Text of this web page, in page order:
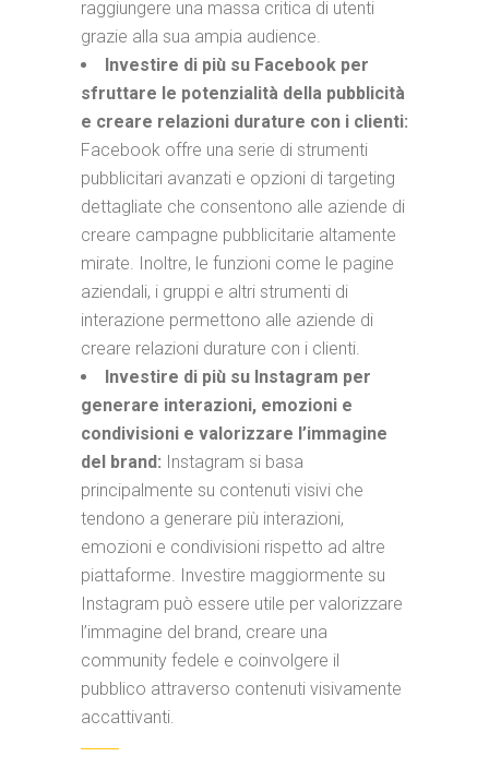
raggiungere una massa critica di utenti
grazie alla sua ampia audience.
Investire di più su Facebook per
sfruttare le potenzialità della pubblicità
e creare relazioni durature con i clienti:
Facebook offre una serie di strumenti
pubblicitari avanzati e opzioni di targeting
dettagliate che consentono alle aziende di
creare campagne pubblicitarie altamente
mirate. Inoltre, le funzioni come le pagine
aziendali, i gruppi e altri strumenti di
interazione permettono alle aziende di
creare relazioni durature con i clienti.
Investire di più su Instagram per
generare interazioni, emozioni e
condivisioni e valorizzare l’immagine
del brand: Instagram si basa
principalmente su contenuti visivi che
tendono a generare più interazioni,
emozioni e condivisioni rispetto ad altre
piattaforme. Investire maggiormente su
Instagram può essere utile per valorizzare
l’immagine del brand, creare una
community fedele e coinvolgere il
pubblico attraverso contenuti visivamente
accattivanti.